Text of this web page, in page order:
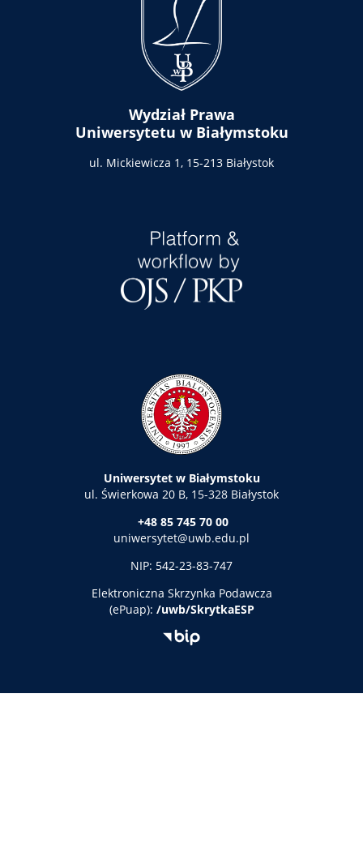
Wydział Prawa
Uniwersytetu w Białymstoku
ul. Mickiewicza 1, 15-213 Białystok
Uniwersytet w Białymstoku
ul. Świerkowa 20 B, 15-328 Białystok
+48 85 745 70 00
uniwersytet@uwb.edu.pl
NIP: 542-23-83-747
Elektroniczna Skrzynka Podawcza
(ePuap): /uwb/SkrytkaESP